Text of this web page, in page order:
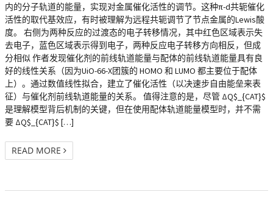
内的分子轨道的能量，实现对金属催化活性的调节。这种π-d共轭催化
活性的取代基效应，有时被理解为远程共轭调节了节点金属的Lewis酸
度。 右侧为两种反应的过渡态的电子转移情况，其中红色区域表示失
去电子，蓝色区域表示得到电子，两种反应电子转移方向相反，但成
分相似 作者发现催化剂的前线轨道能量与配体的前线轨道能量具有良
好的线性关系（因为UiO-66-X团簇的 HOMO 和 LUMO 都主要位于配体
上）。通过数值线性拟合，建立了催化活性（以决速步自由能垒来表
征）与催化剂前线轨道能量的关系。 值得注意的是，尽管 ΔQ$_{CAT}$
是理解模型背后机制的关键，但在使用配体轨道能量模型时，并不需
要 ΔQ$_{CAT}$ […]
READ MORE